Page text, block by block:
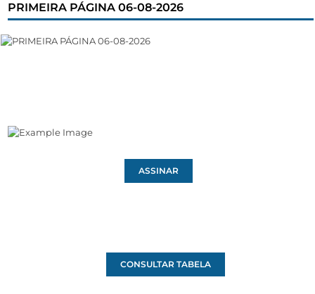
PRIMEIRA PÁGINA 06-08-2026
ASSINAR
CONSULTAR TABELA